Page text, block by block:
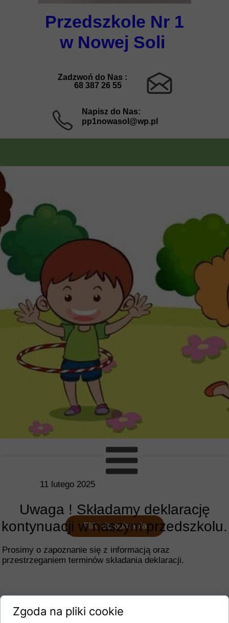
11 lutego 2025
Uwaga ! Składamy deklarację
kontynuacji w naszym przedszkolu.
Prosimy o zapoznanie się z informacją oraz
przestrzeganiem terminów składania deklaracji.
Pliki do pobrania
Napisz do Nas:
pp1nowasol@wp.pl
Zadzwoń do Nas :
68 387 26 55
Przedszkole Nr 1
w Nowej Soli
Zgoda na pliki cookie